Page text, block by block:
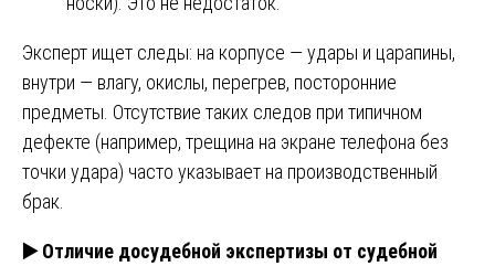
Эксперт ищет следы: на корпусе — удары и царапины,
внутри — влагу, окислы, перегрев, посторонние
предметы. Отсутствие таких следов при типичном
дефекте (например, трещина на экране телефона без
точки удара) часто указывает на производственный
брак.
▶️Отличие досудебной экспертизы от судебной